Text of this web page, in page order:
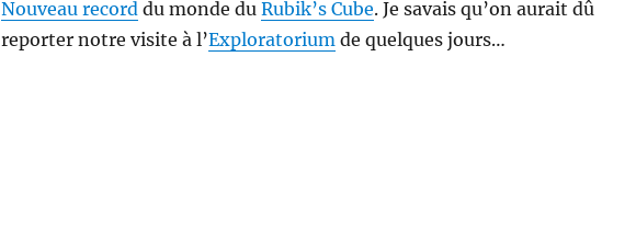
Nouveau recorddu monde du Rubik’s Cube. Je savais qu’on aurait dû
reporter notre visite à l’Exploratoriumde quelques jours…